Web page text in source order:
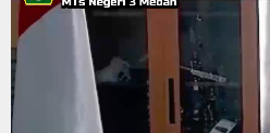
Gallery
Index Berita